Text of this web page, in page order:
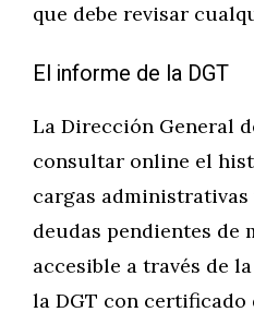
que debe revisar
El informe de la DGT
La Dirección General
consultar online el
cargas
deudas pendientes de
accesible a través de
la DGT con certificado